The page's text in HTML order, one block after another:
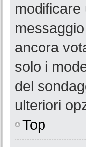
ancora
solo i
del
ulteriori
Top